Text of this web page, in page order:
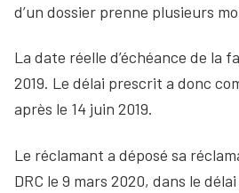
d’un dossier prenne plusieurs
La date réelle d’échéance de la
2019. Le délai prescrit a donc
après le 14 juin 2019.
Le réclamant a déposé sa
DRC le 9 mars 2020, dans le